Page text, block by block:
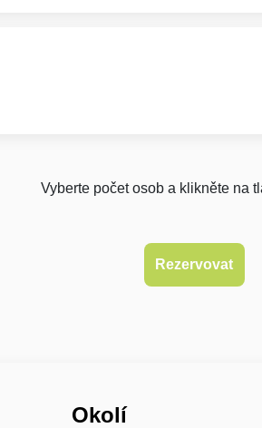
Vyberte počet osob a klikněte na
Okolí